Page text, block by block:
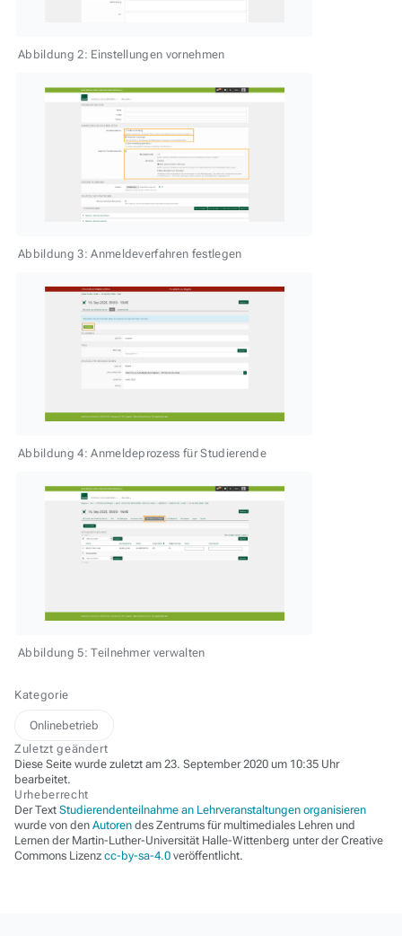
Abbildung 2: Einstellungen vornehmen
Abbildung 3: Anmeldeverfahren festlegen
Abbildung 4: Anmeldeprozess für Studierende
Abbildung 5: Teilnehmer verwalten
Kategorie
Onlinebetrieb
Zuletzt geändert
Diese Seite wurde zuletzt am 23. September 2020 um 10:35 Uhr
bearbeitet.
Urheberrecht
Der Text Studierendenteilnahme an Lehrveranstaltungen organisieren
wurde von den Autoren des Zentrums für multimediales Lehren und
Lernen der Martin-Luther-Universität Halle-Wittenberg unter der Creative
Commons Lizenz cc-by-sa-4.0 veröffentlicht.